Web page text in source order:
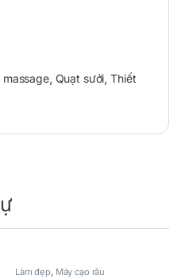
massage, Quạt sưởi,Thiết
Làm đẹp, Máy cạo râu